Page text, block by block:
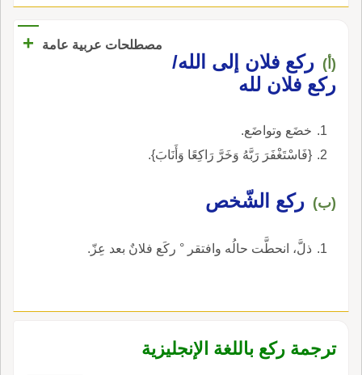
مصطلحات عربية عامة +
(أ) ركع فلان إلى الله/
ركع فلان لله
خضَع وتواضَع.
{فَاسْتَغْفَرَ رَبَّهُ وَخَرَّ رَاكِعًا وَأَنَابَ}.
(ب) ركع الشّخص
ذلَّ، انحطَّت حالُه وافتقر ° ركَع فلانٌ بعد عِزّ.
ترجمة ركع باللغة الإنجليزية